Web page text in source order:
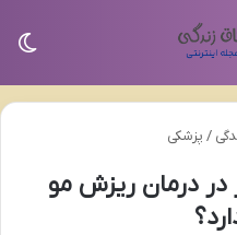
/ پزشکی
درمان ریزش مو